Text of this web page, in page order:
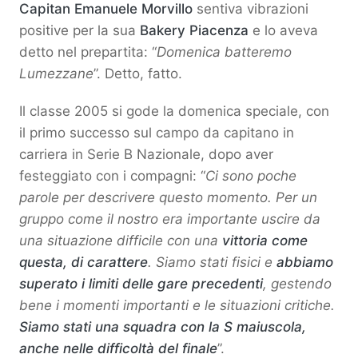
Capitan Emanuele Morvillo sentiva vibrazioni
positive per la sua Bakery Piacenza e lo aveva
detto nel prepartita: “Domenica batteremo
Lumezzane”. Detto, fatto.
Il classe 2005 si gode la domenica speciale, con
il primo successo sul campo da capitano in
carriera in Serie B Nazionale, dopo aver
festeggiato con i compagni: “Ci sono poche
parole per descrivere questo momento. Per un
gruppo come il nostro era importante uscire da
una situazione difficile con una vittoria come
questa, di carattere. Siamo stati fisici e abbiamo
superato i limiti delle gare precedenti, gestendo
bene i momenti importanti e le situazioni critiche.
Siamo stati una squadra con la S maiuscola,
anche nelle difficoltà del finale”.